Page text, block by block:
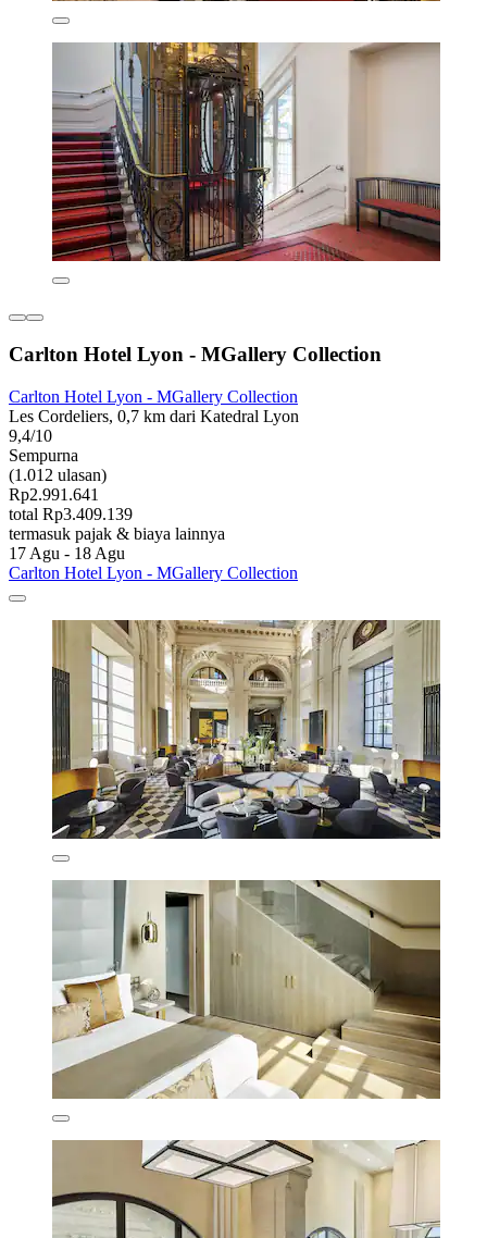
Carlton Hotel Lyon - MGallery Collection
Carlton Hotel Lyon - MGallery Collection
Les Cordeliers, 0,7 km dari Katedral Lyon
9,4/10
Sempurna
(1.012 ulasan)
Rp2.991.641
total Rp3.409.139
termasuk pajak & biaya lainnya
17 Agu - 18 Agu
Carlton Hotel Lyon - MGallery Collection